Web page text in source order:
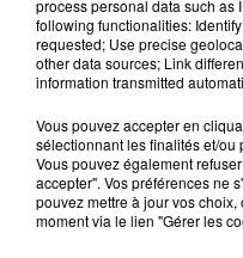
6h49
6h49
MICHAEL JACKSON
thriller
process personal data such as
following functionalities:
requested; Use precise
other data sources; Link
information transmitted
Vous pouvez accepter en
sélectionnant les finalités et/ou
Vous pouvez également
accepter". Vos préférences ne
pouvez mettre à jour vos
moment via le lien "Gérer les